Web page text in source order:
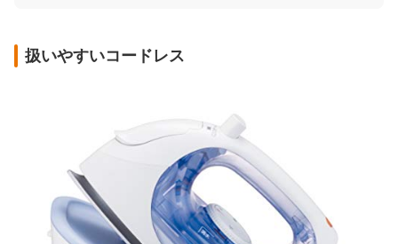
扱いやすいコードレス